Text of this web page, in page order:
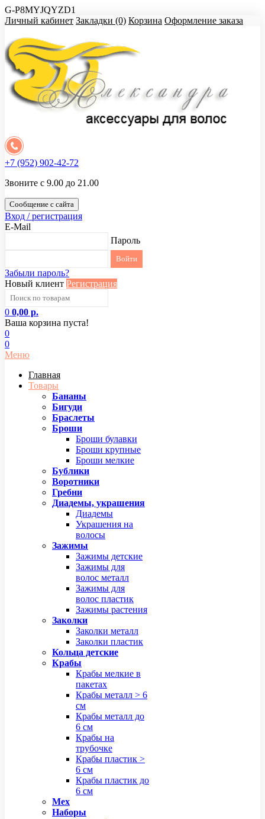
G-P8MYJQYZD1
Личный кабинет Закладки (0) Корзина Оформление заказа
+7 (952) 902-42-72
Звоните с 9.00 до 21.00
Сообщение с сайта
Вход / регистрация
E-Mail
Пароль
Забыли пароль?
Новый клиент Регистрация
0 0,00 р.
Ваша корзина пуста!
0
0
Меню
Главная
Товары
Бананы
Бигуди
Браслеты
Броши
Броши булавки
Броши крупные
Броши мелкие
Бублики
Воротники
Гребни
Диадемы, украшения
Диадемы
Украшения на
волосы
Зажимы
Зажимы детские
Зажимы для
волос металл
Зажимы для
волос пластик
Зажимы растения
Заколки
Заколки металл
Заколки пластик
Кольца детские
Крабы
Крабы мелкие в
пакетах
Крабы металл > 6
см
Крабы металл до
6 см
Крабы на
трубочке
Крабы пластик >
6 см
Крабы пластик до
6 см
Мех
Наборы